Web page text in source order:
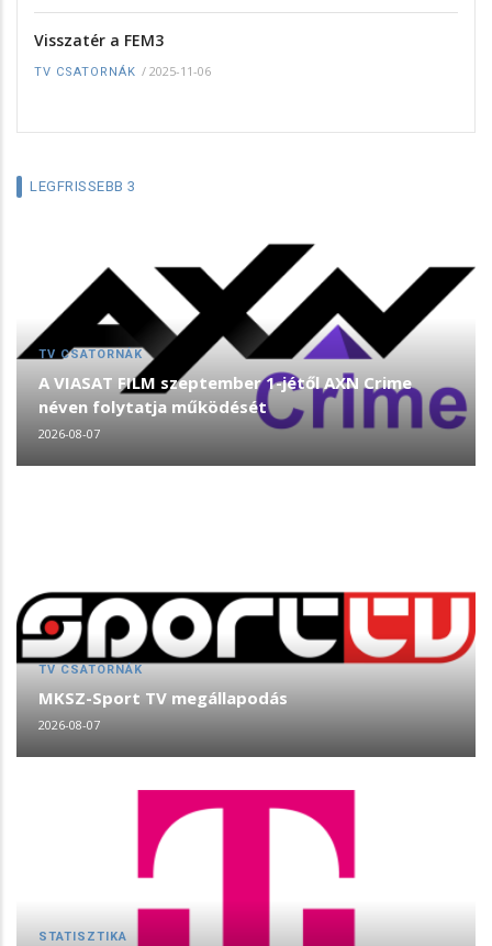
Visszatér a FEM3
TV CSATORNÁK / 2025-11-06
LEGFRISSEBB 3
TV CSATORNÁK
A VIASAT FILM szeptember 1-jétől AXN Crime
néven folytatja működését
2026-08-07
TV CSATORNÁK
MKSZ-Sport TV megállapodás
2026-08-07
STATISZTIKA